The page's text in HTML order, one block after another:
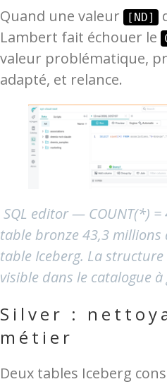
Quand une valeur
[ND]
Lambert fait échouer le
valeur problématique,
adapté, et relance.
SQL editor — COUNT(*)
table bronze 43,3 millions
table Iceberg. La
visible dans le catalogue à
Silver :
métier
Deux tables Iceberg